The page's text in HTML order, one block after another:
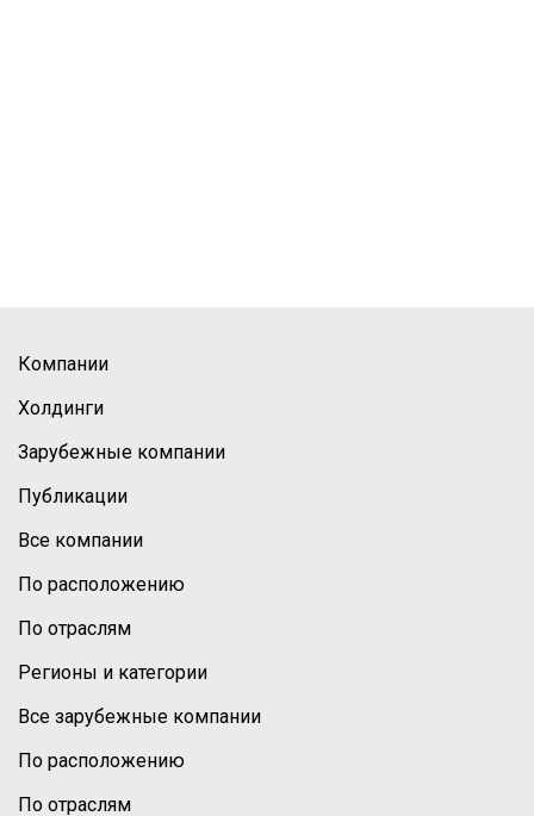
Компании
Холдинги
Зарубежные компании
Публикации
Все компании
По расположению
По отраслям
Регионы и категории
Все зарубежные компании
По расположению
По отраслям